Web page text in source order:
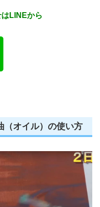
LINEから
（オイル）の使い方